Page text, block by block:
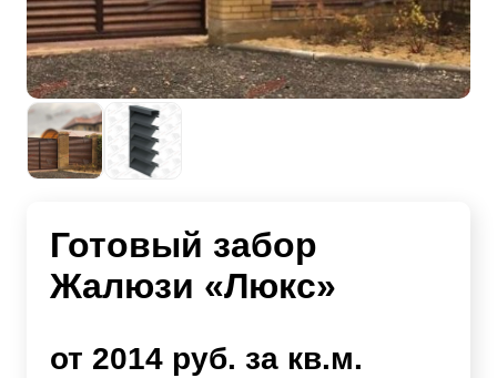
Готовый забор
Жалюзи «Люкс»
от 2014 руб. за кв.м.